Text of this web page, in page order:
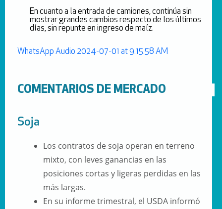
En cuanto a la entrada de camiones, continúa sin
mostrar grandes cambios respecto de los últimos
días, sin repunte en ingreso de maíz.
WhatsApp Audio 2024-07-01 at 9.15.58 AM
COMENTARIOS DE MERCADO
Soja
Los contratos de soja operan en terreno
mixto, con leves ganancias en las
posiciones cortas y ligeras perdidas en las
más largas.
En su informe trimestral, el USDA informó